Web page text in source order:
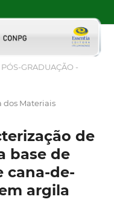
GRADUAÇÃO -
dos Materiais
de
base de
cana-de-
argila